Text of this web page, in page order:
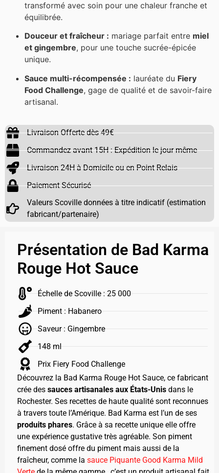
(1 avis)
transformé avec soin pour une chaleur franche et
équilibrée.
Douceur et fraîcheur : mariage parfait entre miel
et gingembre, pour une touche sucrée-épicée
unique.
Sauce multi-récompensée : lauréate du Fiery
Food Challenge, gage de qualité et de savoir-faire
artisanal.
Livraison Offerte dès 49€
Commandez avant 15H : Expédition le jour même
Livraison 24H à Domicile ou en Point Relais
Paiement Sécurisé
Valeurs Scoville données à titre indicatif (estimation
fabricant/partenaire)
Présentation de Bad Karma
Rouge Hot Sauce
Échelle de Scoville : 25 000
Piment : Habanero
Saveur : Gingembre
148 ml
Prix Fiery Food Challenge
Découvrez la Bad Karma Rouge Hot Sauce, ce fabricant
crée des sauces artisanales aux États-Unis dans le
Rochester. Ses recettes de haute qualité sont reconnues
à travers toute l’Amérique. Bad Karma est l’un de ses
produits phares. Grâce à sa recette unique elle offre
une expérience gustative très agréable. Son piment
finement dosé offre du piment mais aussi de la
fraîcheur, comme la sauce Piquante Good Karma Mild